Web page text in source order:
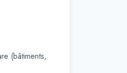
(bâtiments,